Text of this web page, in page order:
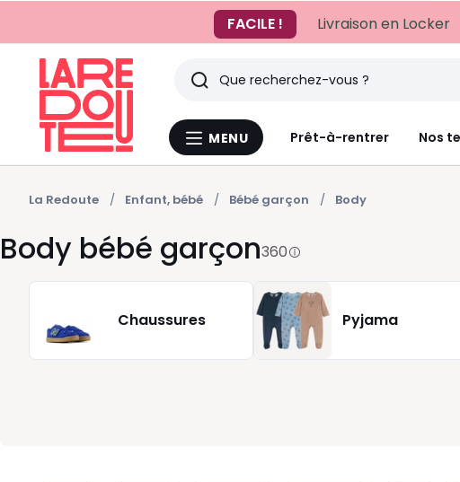
FACILE !
Livraison en Locker
Menu
MENU Prêt-à-rentrer Nos
Rechercher
Derniers
articles
vus
La Redoute Enfant, bébé Bébé garçon Body
Body bébé garçon360
Chaussures Pyjama